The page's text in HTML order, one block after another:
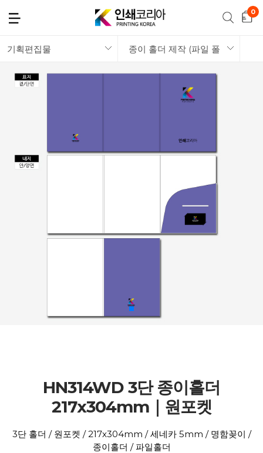
기획편집물 종이 홀더 제작 (파일 폴더)
HN314WD 3단 종이홀더
217x304mm｜원포켓
3단 홀더 / 원포켓 / 217x304mm / 세네카 5mm / 명함꽂이 /
종이홀더 / 파일홀더